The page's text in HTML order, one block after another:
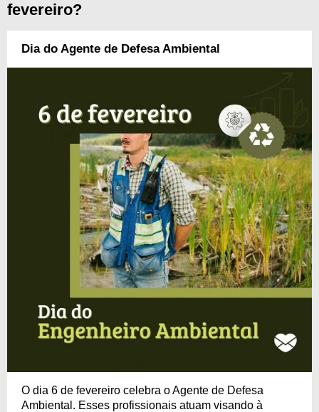
fevereiro?
Dia do Agente de Defesa Ambiental
O dia 6 de fevereiro celebra o Agente de Defesa
Ambiental. Esses profissionais atuam visando à